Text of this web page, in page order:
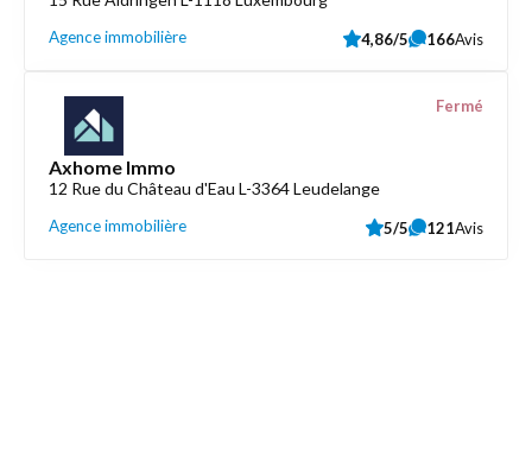
Agence immobilière 4,86/5 166Avis
Axhome Immo
12 Rue du Château d'Eau L-3364 Leudelange
Agence immobilière
Fermé
5/5 121Avis